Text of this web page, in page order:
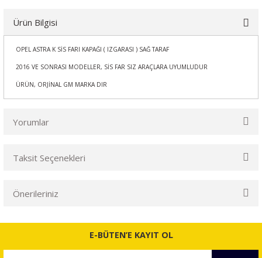
Ürün Bilgisi
OPEL ASTRA K SİS FARI KAPAĞI ( IZGARASI ) SAĞ TARAF
2016 VE SONRASI MODELLER, SİS FAR SIZ ARAÇLARA UYUMLUDUR
ÜRÜN, ORJİNAL GM MARKA DIR
Yorumlar
Taksit Seçenekleri
Önerileriniz
Bu ürünün fiyat bilgisi, resim, ürün açıklamalarında ve diğer
konularda yetersiz gördüğünüz noktaları öneri formunu
E-BÜTEN’E KAYIT OL